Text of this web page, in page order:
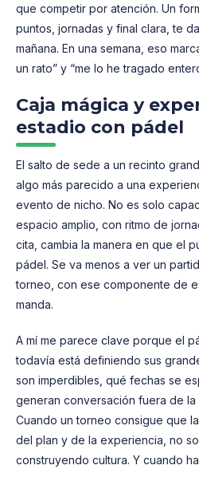
que competir por atención. Un
puntos, jornadas y final clara, te
mañana. En una semana, eso
un rato” y “me lo he tragado
Caja mágica y
estadio con pádel
El salto de sede a un recinto
algo más parecido a una
evento de nicho. No es solo
espacio amplio, con ritmo de
cita, cambia la manera en que el
pádel. Se va menos a ver un
torneo, con ese componente de
manda.
A mí me parece clave porque el
todavía está definiendo sus
son imperdibles, qué fechas se
generan conversación fuera de
Cuando un torneo consigue que
del plan y de la experiencia, no
construyendo cultura. Y cuando